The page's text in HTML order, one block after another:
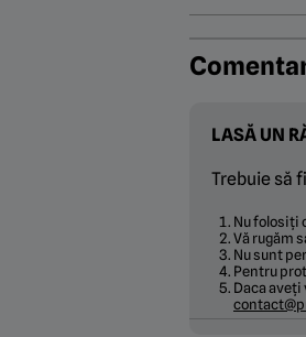
LASĂ UN
Trebuie să
Nu folosiți
Vă rugăm
Nu sunt
Pentru
Daca